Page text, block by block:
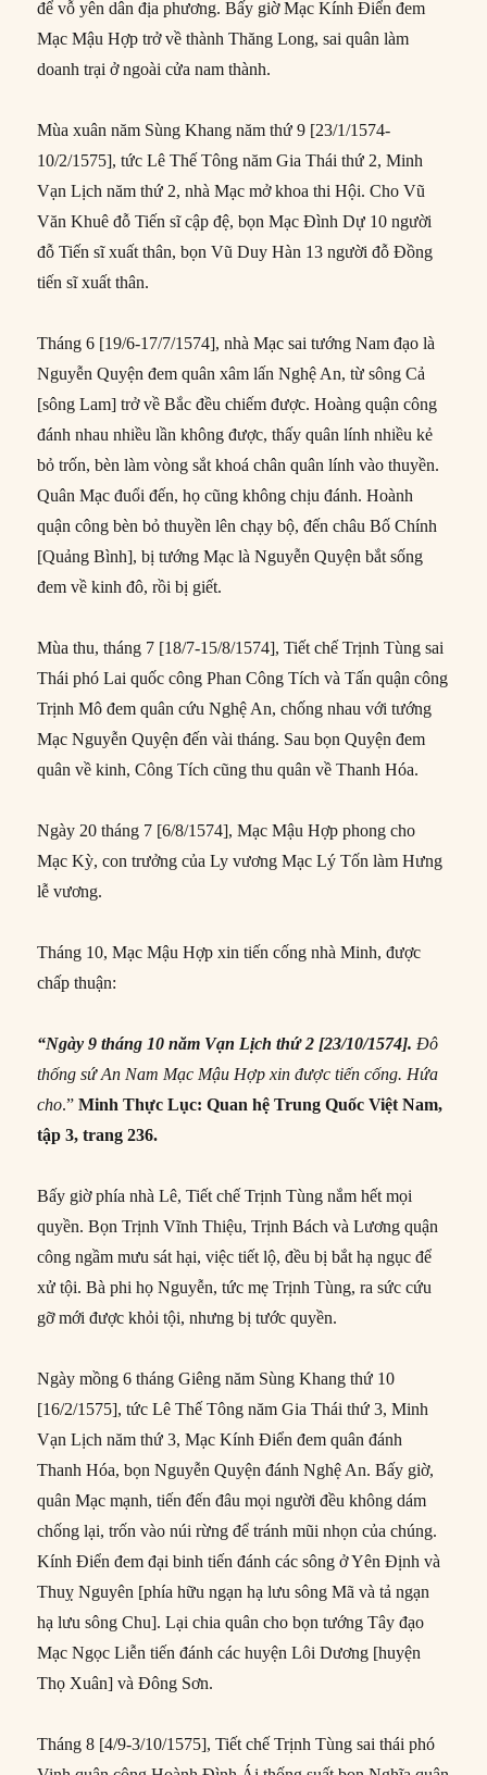
để vỗ yên dân địa phương. Bấy giờ Mạc Kính Điển đem
Mạc Mậu Hợp trở về thành Thăng Long, sai quân làm
doanh trại ở ngoài cửa nam thành.
Mùa xuân năm Sùng Khang năm thứ 9 [23/1/1574-
10/2/1575], tức Lê Thế Tông năm Gia Thái thứ 2, Minh
Vạn Lịch năm thứ 2, nhà Mạc mở khoa thi Hội. Cho Vũ
Văn Khuê đỗ Tiến sĩ cập đệ, bọn Mạc Đình Dự 10 người
đỗ Tiến sĩ xuất thân, bọn Vũ Duy Hàn 13 người đỗ Đồng
tiến sĩ xuất thân.
Tháng 6 [19/6-17/7/1574], nhà Mạc sai tướng Nam đạo là
Nguyễn Quyện đem quân xâm lấn Nghệ An, từ sông Cả
[sông Lam] trở về Bắc đều chiếm được. Hoàng quận công
đánh nhau nhiều lần không được, thấy quân lính nhiều kẻ
bỏ trốn, bèn làm vòng sắt khoá chân quân lính vào thuyền.
Quân Mạc đuổi đến, họ cũng không chịu đánh. Hoành
quận công bèn bỏ thuyền lên chạy bộ, đến châu Bố Chính
[Quảng Bình], bị tướng Mạc là Nguyễn Quyện bắt sống
đem về kinh đô, rồi bị giết.
Mùa thu, tháng 7 [18/7-15/8/1574], Tiết chế Trịnh Tùng sai
Thái phó Lai quốc công Phan Công Tích và Tấn quận công
Trịnh Mô đem quân cứu Nghệ An, chống nhau với tướng
Mạc Nguyễn Quyện đến vài tháng. Sau bọn Quyện đem
quân về kinh, Công Tích cũng thu quân về Thanh Hóa.
Ngày 20 tháng 7 [6/8/1574], Mạc Mậu Hợp phong cho
Mạc Kỳ, con trưởng của Ly vương Mạc Lý Tốn làm Hưng
lễ vương.
Tháng 10, Mạc Mậu Hợp xin tiến cống nhà Minh, được
chấp thuận:
“Ngày 9 tháng 10 năm Vạn Lịch thứ 2 [23/10/1574]. Đô
thống sứ An Nam Mạc Mậu Hợp xin được tiến cống. Hứa
cho.”Minh Thực Lục: Quan hệ Trung Quốc Việt Nam,
tập 3, trang 236.
Bấy giờ phía nhà Lê, Tiết chế Trịnh Tùng nắm hết mọi
quyền. Bọn Trịnh Vĩnh Thiệu, Trịnh Bách và Lương quận
công ngầm mưu sát hại, việc tiết lộ, đều bị bắt hạ ngục để
xử tội. Bà phi họ Nguyễn, tức mẹ Trịnh Tùng, ra sức cứu
gỡ mới được khỏi tội, nhưng bị tước quyền.
Ngày mồng 6 tháng Giêng năm Sùng Khang thứ 10
[16/2/1575], tức Lê Thế Tông năm Gia Thái thứ 3, Minh
Vạn Lịch năm thứ 3, Mạc Kính Điển đem quân đánh
Thanh Hóa, bọn Nguyễn Quyện đánh Nghệ An. Bấy giờ,
quân Mạc mạnh, tiến đến đâu mọi người đều không dám
chống lại, trốn vào núi rừng để tránh mũi nhọn của chúng.
Kính Điển đem đại binh tiến đánh các sông ở Yên Định và
Thuỵ Nguyên [phía hữu ngạn hạ lưu sông Mã và tả ngạn
hạ lưu sông Chu]. Lại chia quân cho bọn tướng Tây đạo
Mạc Ngọc Liễn tiến đánh các huyện Lôi Dương [huyện
Thọ Xuân] và Đông Sơn.
Tháng 8 [4/9-3/10/1575], Tiết chế Trịnh Tùng sai thái phó